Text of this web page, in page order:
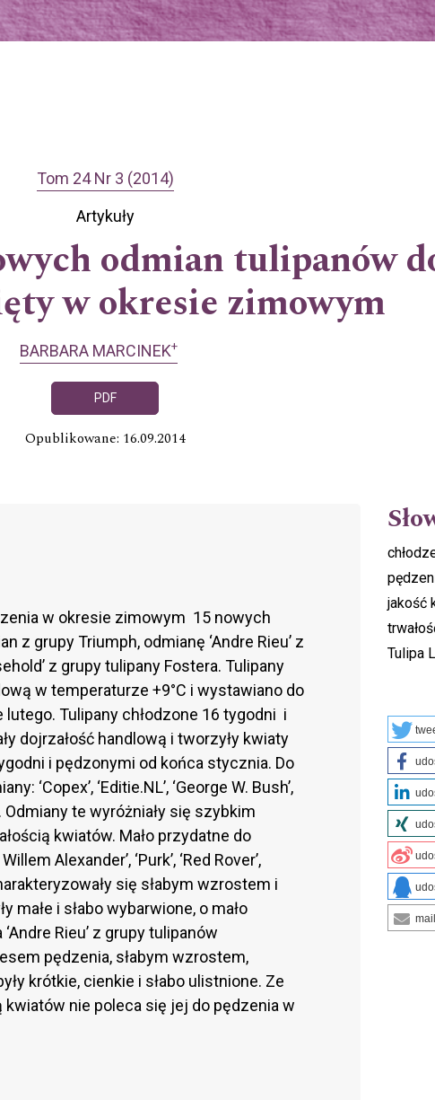
Tom 24 Nr 3 (2014)
Artykuły
odmian tulipanów
w okresie zimowym
BARBARA MARCINEK+
PDF
Opublikowane: 16.09.2014
w okresie zimowym 15 nowych
z grupy Triumph, odmianę ‘Andre Rieu’ z
z grupy tulipany Fostera. Tulipany
w temperaturze +9°C i wystawiano do
Tulipany chłodzone 16 tygodni i
dojrzałość handlową i tworzyły kwiaty
i pędzonymi od końca stycznia. Do
‘Editie.NL’, ‘George W. Bush’,
Odmiany te wyróżniały się szybkim
kwiatów. Mało przydatne do
Alexander’, ‘Purk’, ‘Red Rover’,
się słabym wzrostem i
i słabo wybarwione, o mało
Rieu’ z grupy tulipanów
pędzenia, słabym wzrostem,
krótkie, cienkie i słabo ulistnione. Ze
kwiatów nie poleca się jej do pędzenia w
jakość
Tulipa
mail